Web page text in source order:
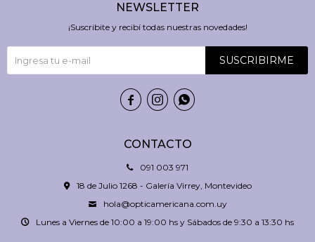
CONTACTO
091 003 971
18 de Julio 1268 - Galería Virrey, Montevideo
hola@opticamericana.com.uy
Lunes a Viernes de 10:00 a 19:00 hs y Sábados de 9:30 a 13:30 hs
NEWSLETTER
¡Suscribite y recibí todas nuestras novedades!
SUSCRIBIRME
  